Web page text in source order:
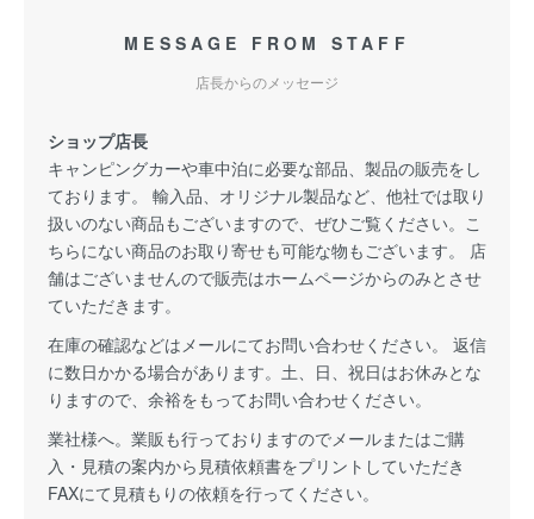
MESSAGE FROM STAFF
店長からのメッセージ
ショップ店長
キャンピングカーや車中泊に必要な部品、製品の販売をし
ております。 輸入品、オリジナル製品など、他社では取り
扱いのない商品もございますので、ぜひご覧ください。こ
ちらにない商品のお取り寄せも可能な物もございます。 店
舗はございませんので販売はホームページからのみとさせ
ていただきます。
在庫の確認などはメールにてお問い合わせください。 返信
に数日かかる場合があります。土、日、祝日はお休みとな
りますので、余裕をもってお問い合わせください。
業社様へ。業販も行っておりますのでメールまたはご購
入・見積の案内から見積依頼書をプリントしていただき
FAXにて見積もりの依頼を行ってください。